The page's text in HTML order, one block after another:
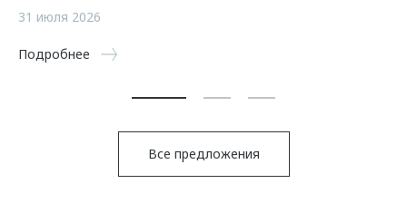
31 июля 2026
Подробнее
Все предложения